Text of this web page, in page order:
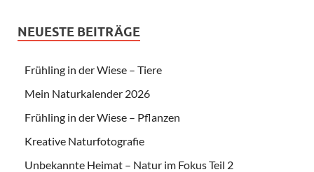
NEUESTE BEITRÄGE
Frühling in der Wiese – Tiere
Mein Naturkalender 2026
Frühling in der Wiese – Pflanzen
Kreative Naturfotografie
Unbekannte Heimat – Natur im Fokus Teil 2